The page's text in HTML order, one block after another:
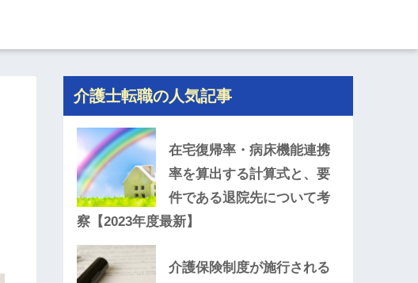
介護士転職の人気記事
在宅復帰率・病床機能連携
率を算出する計算式と、要
件である退院先について考
察【2023年度最新】
介護保険制度が施行される